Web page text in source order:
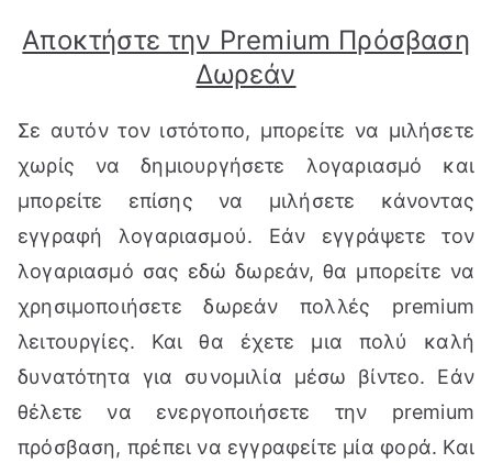
Αποκτήστε την Premium Πρόσβαση
Δωρεάν
Σε αυτόν τον ιστότοπο, μπορείτε να μιλήσετε
χωρίς να δημιουργήσετε λογαριασμό και
μπορείτε επίσης να μιλήσετε κάνοντας
εγγραφή λογαριασμού. Εάν εγγράψετε τον
λογαριασμό σας εδώ δωρεάν, θα μπορείτε να
χρησιμοποιήσετε δωρεάν πολλές premium
λειτουργίες. Και θα έχετε μια πολύ καλή
δυνατότητα για συνομιλία μέσω βίντεο. Εάν
θέλετε να ενεργοποιήσετε την premium
πρόσβαση, πρέπει να εγγραφείτε μία φορά. Και